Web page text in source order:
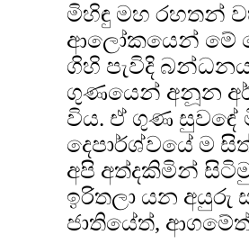
මිහිඳු මහ රහතන්
ආලෝකයෙන් මේ
ගිහි පැවිදි
ගුණයෙන් අනූන
විය. ඒ ගුණ සුවඳේ
දෙපාර්ශ්වයේ ම
අපි අත්දකිමින්
ඉරිතලා යන අයුරු
ජාතියේත්,